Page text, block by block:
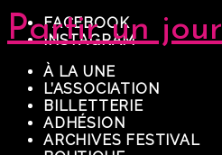
FACEBOOK
INSTAGRAM
À LA UNE
L’ASSOCIATION
BILLETTERIE
ADHÉSION
ARCHIVES FESTIVAL
Partir un jour